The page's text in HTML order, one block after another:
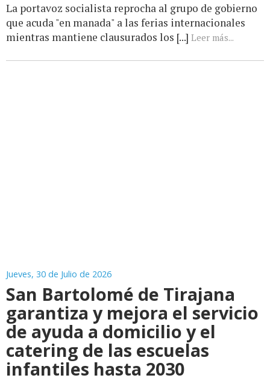
La portavoz socialista reprocha al grupo de gobierno
que acuda "en manada" a las ferias internacionales
mientras mantiene clausurados los [...] Leer más...
Jueves, 30 de Julio de 2026
San Bartolomé de Tirajana
garantiza y mejora el servicio
de ayuda a domicilio y el
catering de las escuelas
infantiles hasta 2030